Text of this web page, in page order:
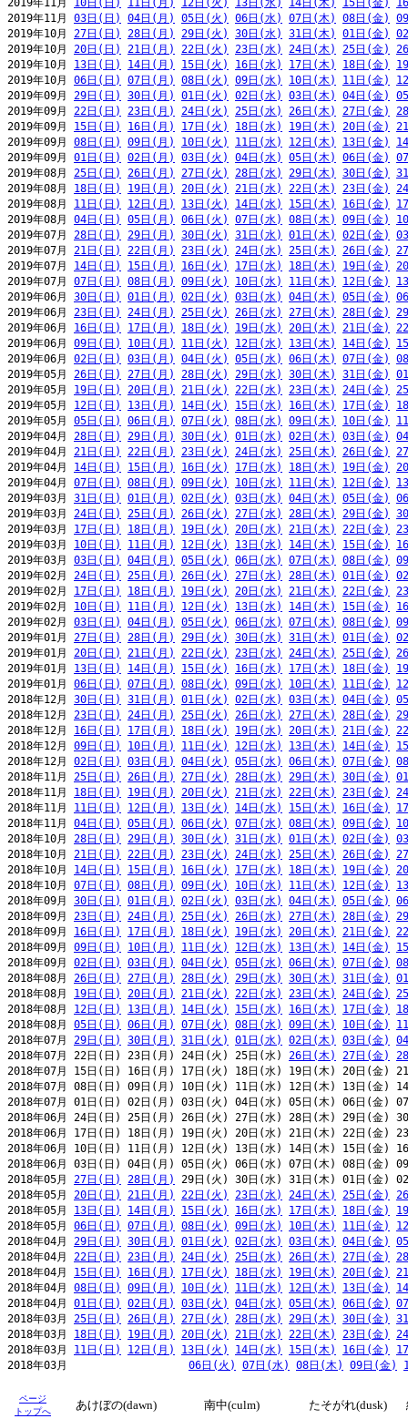
2019年11月 10日(日) 11日(月) 12日(火) 13日(水) 14日(木) 15日(金)
2019年11月 03日(日) 04日(月) 05日(火) 06日(水) 07日(木) 08日(金)
2019年10月 27日(日) 28日(月) 29日(火) 30日(水) 31日(木) 01日(金)
2019年10月 20日(日) 21日(月) 22日(火) 23日(水) 24日(木) 25日(金)
2019年10月 13日(日) 14日(月) 15日(火) 16日(水) 17日(木) 18日(金)
2019年10月 06日(日) 07日(月) 08日(火) 09日(水) 10日(木) 11日(金)
2019年09月 29日(日) 30日(月) 01日(火) 02日(水) 03日(木) 04日(金)
2019年09月 22日(日) 23日(月) 24日(火) 25日(水) 26日(木) 27日(金)
2019年09月 15日(日) 16日(月) 17日(火) 18日(水) 19日(木) 20日(金)
2019年09月 08日(日) 09日(月) 10日(火) 11日(水) 12日(木) 13日(金)
2019年09月 01日(日) 02日(月) 03日(火) 04日(水) 05日(木) 06日(金)
2019年08月 25日(日) 26日(月) 27日(火) 28日(水) 29日(木) 30日(金)
2019年08月 18日(日) 19日(月) 20日(火) 21日(水) 22日(木) 23日(金)
2019年08月 11日(日) 12日(月) 13日(火) 14日(水) 15日(木) 16日(金)
2019年08月 04日(日) 05日(月) 06日(火) 07日(水) 08日(木) 09日(金)
2019年07月 28日(日) 29日(月) 30日(火) 31日(水) 01日(木) 02日(金)
2019年07月 21日(日) 22日(月) 23日(火) 24日(水) 25日(木) 26日(金)
2019年07月 14日(日) 15日(月) 16日(火) 17日(水) 18日(木) 19日(金)
2019年07月 07日(日) 08日(月) 09日(火) 10日(水) 11日(木) 12日(金)
2019年06月 30日(日) 01日(月) 02日(火) 03日(水) 04日(木) 05日(金)
2019年06月 23日(日) 24日(月) 25日(火) 26日(水) 27日(木) 28日(金)
2019年06月 16日(日) 17日(月) 18日(火) 19日(水) 20日(木) 21日(金)
2019年06月 09日(日) 10日(月) 11日(火) 12日(水) 13日(木) 14日(金)
2019年06月 02日(日) 03日(月) 04日(火) 05日(水) 06日(木) 07日(金)
2019年05月 26日(日) 27日(月) 28日(火) 29日(水) 30日(木) 31日(金)
2019年05月 19日(日) 20日(月) 21日(火) 22日(水) 23日(木) 24日(金)
2019年05月 12日(日) 13日(月) 14日(火) 15日(水) 16日(木) 17日(金)
2019年05月 05日(日) 06日(月) 07日(火) 08日(水) 09日(木) 10日(金)
2019年04月 28日(日) 29日(月) 30日(火) 01日(水) 02日(木) 03日(金)
2019年04月 21日(日) 22日(月) 23日(火) 24日(水) 25日(木) 26日(金)
2019年04月 14日(日) 15日(月) 16日(火) 17日(水) 18日(木) 19日(金)
2019年04月 07日(日) 08日(月) 09日(火) 10日(水) 11日(木) 12日(金)
2019年03月 31日(日) 01日(月) 02日(火) 03日(水) 04日(木) 05日(金)
2019年03月 24日(日) 25日(月) 26日(火) 27日(水) 28日(木) 29日(金)
2019年03月 17日(日) 18日(月) 19日(火) 20日(水) 21日(木) 22日(金)
2019年03月 10日(日) 11日(月) 12日(火) 13日(水) 14日(木) 15日(金)
2019年03月 03日(日) 04日(月) 05日(火) 06日(水) 07日(木) 08日(金)
2019年02月 24日(日) 25日(月) 26日(火) 27日(水) 28日(木) 01日(金)
2019年02月 17日(日) 18日(月) 19日(火) 20日(水) 21日(木) 22日(金)
2019年02月 10日(日) 11日(月) 12日(火) 13日(水) 14日(木) 15日(金)
2019年02月 03日(日) 04日(月) 05日(火) 06日(水) 07日(木) 08日(金)
2019年01月 27日(日) 28日(月) 29日(火) 30日(水) 31日(木) 01日(金)
2019年01月 20日(日) 21日(月) 22日(火) 23日(水) 24日(木) 25日(金)
2019年01月 13日(日) 14日(月) 15日(火) 16日(水) 17日(木) 18日(金)
2019年01月 06日(日) 07日(月) 08日(火) 09日(水) 10日(木) 11日(金)
2018年12月 30日(日) 31日(月) 01日(火) 02日(水) 03日(木) 04日(金)
2018年12月 23日(日) 24日(月) 25日(火) 26日(水) 27日(木) 28日(金)
2018年12月 16日(日) 17日(月) 18日(火) 19日(水) 20日(木) 21日(金)
2018年12月 09日(日) 10日(月) 11日(火) 12日(水) 13日(木) 14日(金)
2018年12月 02日(日) 03日(月) 04日(火) 05日(水) 06日(木) 07日(金)
2018年11月 25日(日) 26日(月) 27日(火) 28日(水) 29日(木) 30日(金)
2018年11月 18日(日) 19日(月) 20日(火) 21日(水) 22日(木) 23日(金)
2018年11月 11日(日) 12日(月) 13日(火) 14日(水) 15日(木) 16日(金)
2018年11月 04日(日) 05日(月) 06日(火) 07日(水) 08日(木) 09日(金)
2018年10月 28日(日) 29日(月) 30日(火) 31日(水) 01日(木) 02日(金)
2018年10月 21日(日) 22日(月) 23日(火) 24日(水) 25日(木) 26日(金)
2018年10月 14日(日) 15日(月) 16日(火) 17日(水) 18日(木) 19日(金)
2018年10月 07日(日) 08日(月) 09日(火) 10日(水) 11日(木) 12日(金)
2018年09月 30日(日) 01日(月) 02日(火) 03日(水) 04日(木) 05日(金)
2018年09月 23日(日) 24日(月) 25日(火) 26日(水) 27日(木) 28日(金)
2018年09月 16日(日) 17日(月) 18日(火) 19日(水) 20日(木) 21日(金)
2018年09月 09日(日) 10日(月) 11日(火) 12日(水) 13日(木) 14日(金)
2018年09月 02日(日) 03日(月) 04日(火) 05日(水) 06日(木) 07日(金)
2018年08月 26日(日) 27日(月) 28日(火) 29日(水) 30日(木) 31日(金)
2018年08月 19日(日) 20日(月) 21日(火) 22日(水) 23日(木) 24日(金)
2018年08月 12日(日) 13日(月) 14日(火) 15日(水) 16日(木) 17日(金)
2018年08月 05日(日) 06日(月) 07日(火) 08日(水) 09日(木) 10日(金)
2018年07月 29日(日) 30日(月) 31日(火) 01日(水) 02日(木) 03日(金)
2018年07月 22日(日) 23日(月) 24日(火) 25日(水) 26日(木) 27日(金)
2018年07月 15日(日) 16日(月) 17日(火) 18日(水) 19日(木) 20日(金)
2018年07月 08日(日) 09日(月) 10日(火) 11日(水) 12日(木) 13日(金)
2018年07月 01日(日) 02日(月) 03日(火) 04日(水) 05日(木) 06日(金)
2018年06月 24日(日) 25日(月) 26日(火) 27日(水) 28日(木) 29日(金)
2018年06月 17日(日) 18日(月) 19日(火) 20日(水) 21日(木) 22日(金)
2018年06月 10日(日) 11日(月) 12日(火) 13日(水) 14日(木) 15日(金)
2018年06月 03日(日) 04日(月) 05日(火) 06日(水) 07日(木) 08日(金)
2018年05月 27日(日) 28日(月)
29日(火) 30日(水) 31日(木) 01日(金)
2018年05月 20日(日) 21日(月) 22日(火) 23日(水) 24日(木) 25日(金)
2018年05月 13日(日) 14日(月) 15日(火) 16日(水) 17日(木) 18日(金)
2018年05月 06日(日) 07日(月) 08日(火) 09日(水) 10日(木) 11日(金)
2018年04月 29日(日) 30日(月) 01日(火) 02日(水) 03日(木) 04日(金)
2018年04月 22日(日) 23日(月) 24日(火) 25日(水) 26日(木) 27日(金)
2018年04月 15日(日) 16日(月) 17日(火) 18日(水) 19日(木) 20日(金)
2018年04月 08日(日) 09日(月) 10日(火) 11日(水) 12日(木) 13日(金)
2018年04月 01日(日) 02日(月) 03日(火) 04日(水) 05日(木) 06日(金)
2018年03月 25日(日) 26日(月) 27日(火) 28日(水) 29日(木) 30日(金)
2018年03月 18日(日) 19日(月) 20日(火) 21日(水) 22日(木) 23日(金)
2018年03月 11日(日) 12日(月) 13日(火) 14日(水) 15日(木) 16日(金)
2018年03月 06日(火) 07日(水) 08日(木) 09日(金)
ページ
トップへ
あけぼの(dawn) 南中(culm) たそがれ(dusk)